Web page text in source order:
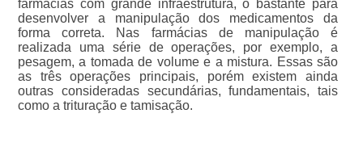
farmácias com grande infraestrutura, o bastante para
desenvolver a manipulação dos medicamentos da
forma correta. Nas farmácias de manipulação é
realizada uma série de operações, por exemplo, a
pesagem, a tomada de volume e a mistura. Essas são
as três operações principais, porém existem ainda
outras consideradas secundárias, fundamentais, tais
como a trituração e tamisação.